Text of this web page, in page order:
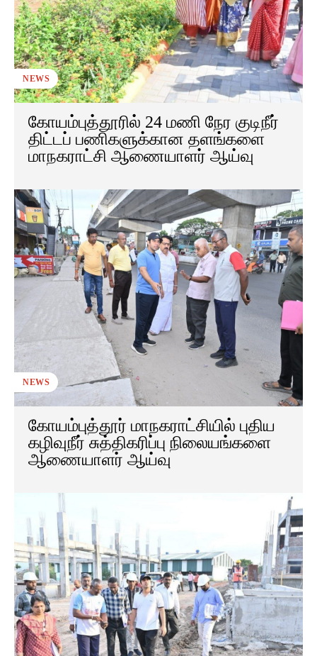
NEWS
கோயம்புத்தூரில் 24 மணி நேர குடிநீர்
திட்டப் பணிகளுக்கான தளங்களை
மாநகராட்சி ஆணையாளர் ஆய்வு
NEWS
கோயம்புத்தூர் மாநகராட்சியில் புதிய
கழிவுநீர் சுத்திகரிப்பு நிலையங்களை
ஆணையாளர் ஆய்வு